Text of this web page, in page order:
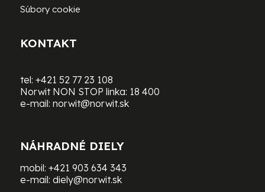
Súbory cookie
KONTAKT
tel: +421 52 77 23 108
Norwit NON STOP linka: 18 400
e-mail: norwit@norwit.sk
NÁHRADNÉ DIELY
mobil: +421 903 634 343
e-mail: diely@norwit.sk